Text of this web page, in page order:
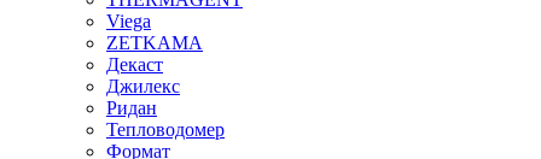
Viega
ZETKAMA
Декаст
Джилекс
Ридан
Тепловодомер
Формат